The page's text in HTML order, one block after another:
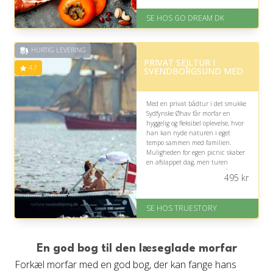
inden for 1 time
SE HOS GO DREAM DK
HURTIG LEVERING
4.7 PRIVAT SEJLTUR I
SVENDBORGSUND MED
Med en privat bådtur i det smukke
Sydfynske Øhav får morfar en
hyggelig og fleksibel oplevelse, hvor
han kan nyde naturen i eget
tempo sammen med familien.
Muligheden for egen picnic skaber
en afslappet dag, men turen
kræver, at han har lyst til bådliv.
Eller lav digitalt gavekort med det
på 4.7 ud af 5
495 kr
SE HOS TRUESTORY
En god bog til den læseglade morfar
Forkæl morfar med en god bog, der kan fange hans